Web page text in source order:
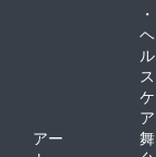
・
ヘ
ル
ス
ケ
ア
アー
舞